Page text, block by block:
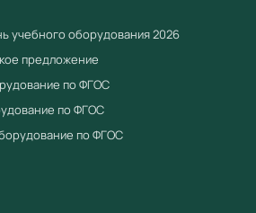
учебного оборудования 2026
предложение
по ФГОС
по ФГОС
по ФГОС